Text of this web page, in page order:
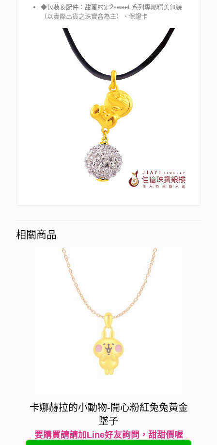
◆包裝＆配件：甜蜜約定2sweet 系列專屬精美包裝
（以實際出貨之珠寶盒為主）、保證卡
相關商品
卡娜赫拉的小動物-開心粉紅兔兔黃金
墜子
要購買請請加Line好友詢問，甜甜價喔